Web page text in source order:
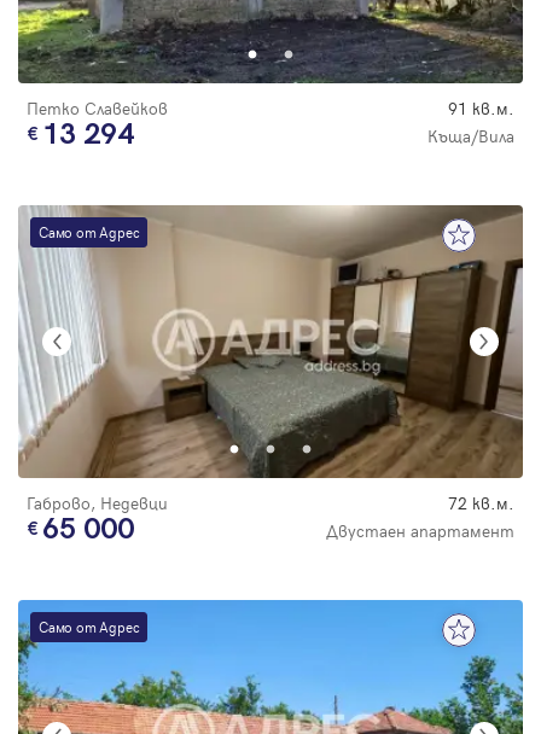
Петко Славейков 91 кв.м.
13 294 Къща/Вила
Само от Адрес
Габрово, Недевци 72 кв.м.
65 000 Двустаен апартамент
Само от Адрес
Парола
Забравена парола